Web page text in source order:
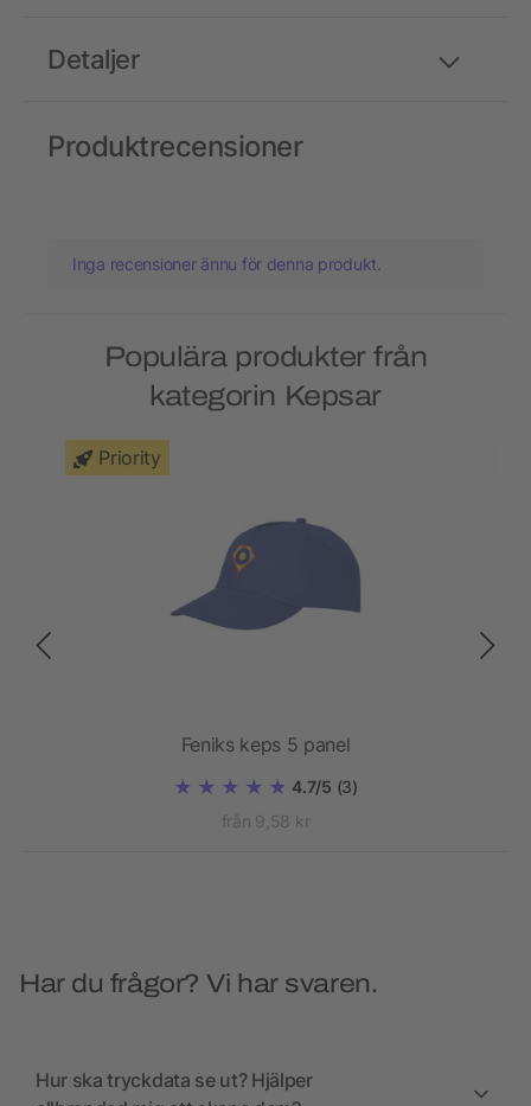
Detaljer
Produktrecensioner
Inga recensioner ännu för denna produkt.
Populära produkter från
kategorin Kepsar
Priority
Feniks keps 5 panel
4.7/5 (3)
från 9,58 kr
Har du frågor? Vi har svaren.
Hur ska tryckdata se ut? Hjälper